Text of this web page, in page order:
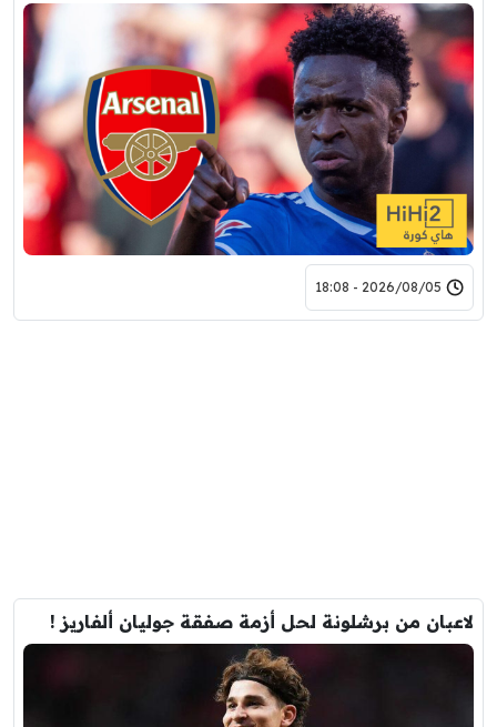
2026/08/05 - 18:08
لاعبان من برشلونة لحل أزمة صفقة جوليان ألفاريز !